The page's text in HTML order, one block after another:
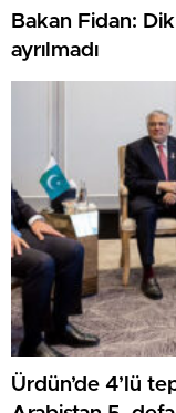
Bakan Fidan:
ayrılmadı
Ürdün’de 4’lü